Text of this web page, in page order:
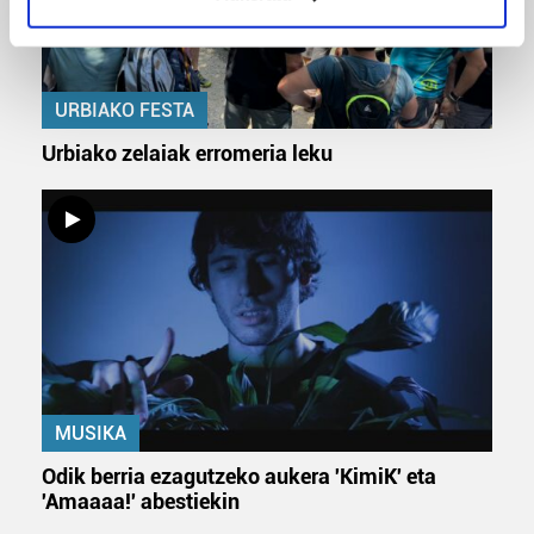
specific characteristics (fingerprinting)
Find out more about how your personal data is processed
and set your preferences in thedetails section.
Guk eta gure bazkideek zure datu pertsonalak
pertsonalizatuak eskaintzeko, iragarkiak eta edukia
neurtzeko, jendeari buruzko informazioa biltzeko eta
produktuak garatzeko. Zure datuak nork eta zertarako
erabiltzen dituen hauta dezakezu.
Bazkide batzuek ez dizute baimenik eskatzen, eta beren
interes komertzial legitimoetan babesten dira. Ikusi gure
bazkideen zerrenda, beren ustez zein helburutarako
dezakezun ikusteko.
URBIAKO FESTA
Urbiako zelaiak erromeria leku
MUSIKA
Odik berria ezagutzeko aukera 'KimiK' eta
'Amaaaa!' abestiekin